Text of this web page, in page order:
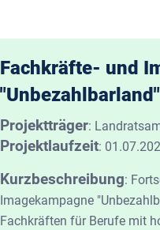
Fachkräfte- und
"Unbezahlbarland"
Projektträger:
Projektlaufzeit:
Kurzbeschreibung:
Imagekampagne
Fachkräften für Berufe mit